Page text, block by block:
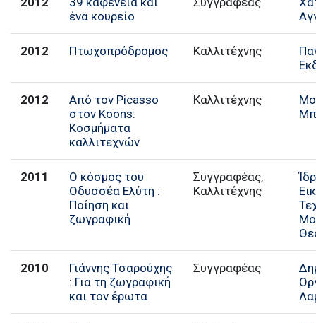
ένα κουρείο
2012 Πτωχοπρόδρομος Καλλιτέχνης
2012
Από τον Picasso
στον Koons:
Κοσμήματα
καλλιτεχνών
Καλλιτέχνης
2011
Ο κόσμος του
Οδυσσέα Ελύτη :
Ποίηση και
ζωγραφική
Συγγραφέας,
Καλλιτέχνης
2010
Γιάννης Τσαρούχης
: Για τη ζωγραφική
και τον έρωτα
Συγγραφέας